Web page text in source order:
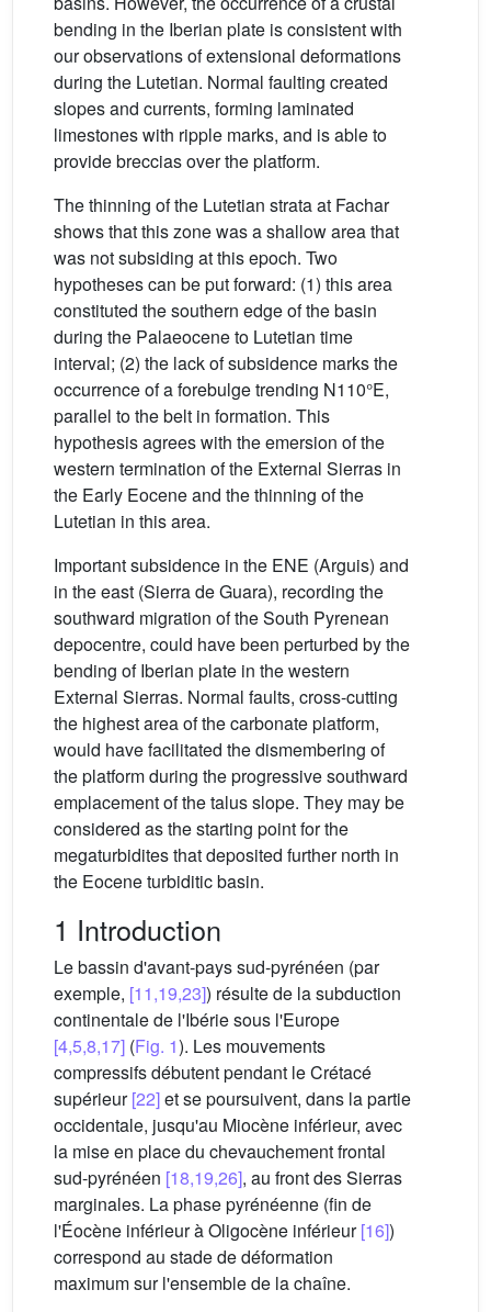
bending in the Iberian plate is consistent with
our observations of extensional deformations
during the Lutetian. Normal faulting created
slopes and currents, forming laminated
limestones with ripple marks, and is able to
provide breccias over the platform.
The thinning of the Lutetian strata at Fachar
shows that this zone was a shallow area that
was not subsiding at this epoch. Two
hypotheses can be put forward: (1) this area
constituted the southern edge of the basin
during the Palaeocene to Lutetian time
interval; (2) the lack of subsidence marks the
occurrence of a forebulge trending N110°E,
parallel to the belt in formation. This
hypothesis agrees with the emersion of the
western termination of the External Sierras in
the Early Eocene and the thinning of the
Lutetian in this area.
Important subsidence in the ENE (Arguis) and
in the east (Sierra de Guara), recording the
southward migration of the South Pyrenean
depocentre, could have been perturbed by the
bending of Iberian plate in the western
External Sierras. Normal faults, cross-cutting
the highest area of the carbonate platform,
would have facilitated the dismembering of
the platform during the progressive southward
emplacement of the talus slope. They may be
considered as the starting point for the
megaturbidites that deposited further north in
the Eocene turbiditic basin.
1 Introduction
Le bassin d'avant-pays sud-pyrénéen (par
exemple, [11,19,23]) résulte de la subduction
continentale de l'Ibérie sous l'Europe
[4,5,8,17] (Fig. 1). Les mouvements
compressifs débutent pendant le Crétacé
supérieur[22]et se poursuivent, dans la partie
occidentale, jusqu'au Miocène inférieur, avec
la mise en place du chevauchement frontal
sud-pyrénéen [18,19,26], au front des Sierras
marginales. La phase pyrénéenne (fin de
l'Éocène inférieur à Oligocène inférieur[16])
correspond au stade de déformation
maximum sur l'ensemble de la chaîne.